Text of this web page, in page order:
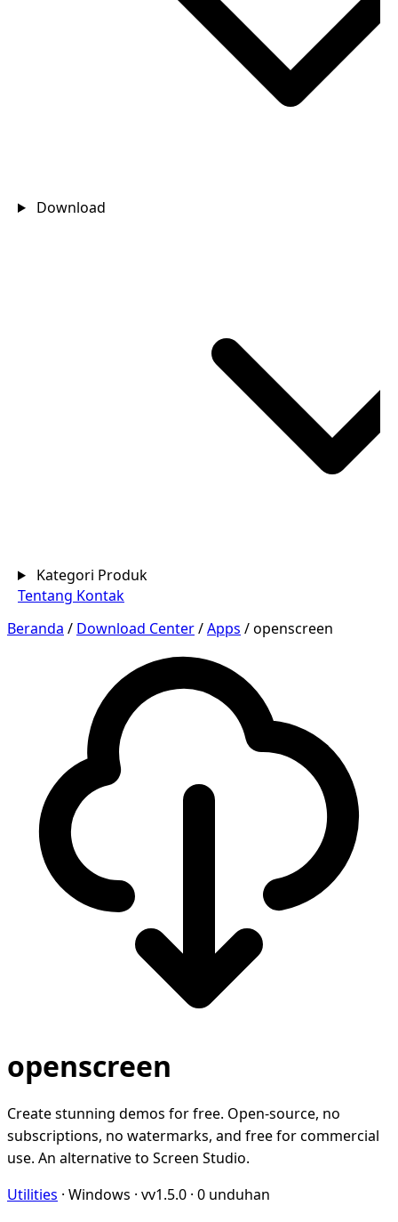
Download
Kategori Produk
Tentang Kontak
Beranda / Download Center/Apps /openscreen
openscreen
Create stunning demos for free. Open-source, no
subscriptions, no watermarks, and free for commercial
use. An alternative to Screen Studio.
Utilities · Windows · vv1.5.0 · 0 unduhan